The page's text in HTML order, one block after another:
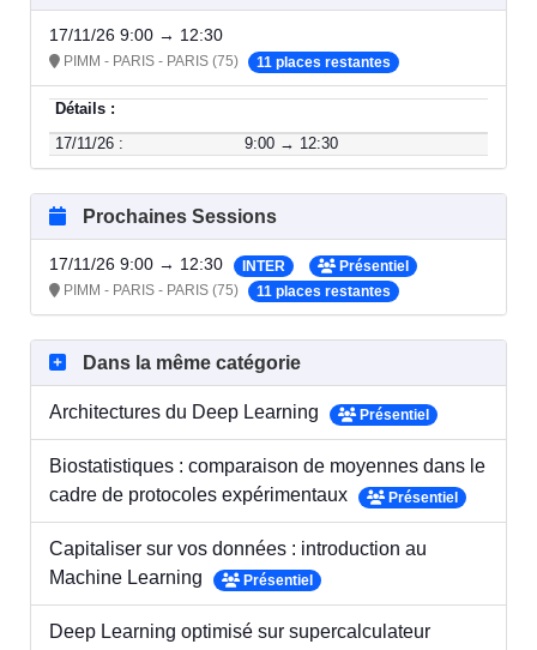
17/11/26 9:00 → 12:30
PIMM - PARIS - PARIS (75) 11 places restantes
Détails :
17/11/26 : 9:00 → 12:30
Prochaines Sessions
17/11/26 9:00 → 12:30 INTER
Présentiel
PIMM - PARIS - PARIS (75)
11 places restantes
Dans la même catégorie
Architectures du Deep Learning Présentiel
Biostatistiques : comparaison de moyennes dans le
cadre de protocoles expérimentaux
Présentiel
Capitaliser sur vos données : introduction au
Machine Learning
Présentiel
Deep Learning optimisé sur supercalculateur